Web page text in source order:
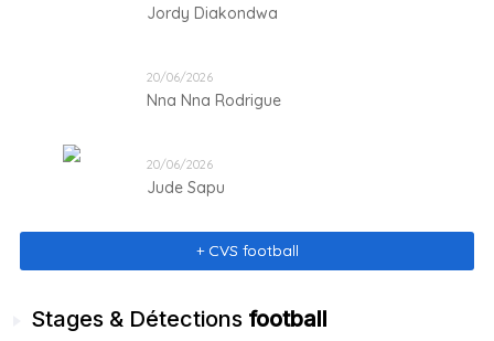
Jordy Diakondwa
20/06/2026
Nna Nna Rodrigue
20/06/2026
Jude Sapu
+ CVS football
Stages & Détectionsfootball